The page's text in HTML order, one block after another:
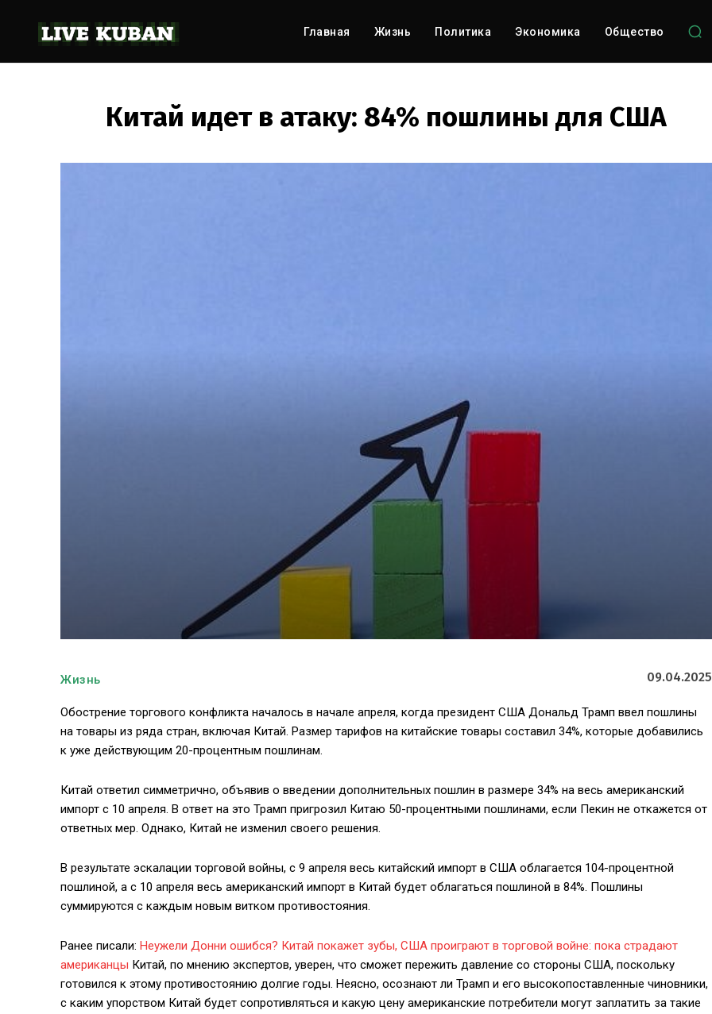
Главная Жизнь Политика Экономика Общество
Китай идет в атаку: 84% пошлины для США
Жизнь 09.04.2025
Обострение торгового конфликта началось в начале апреля, когда президент США Дональд Трамп ввел пошлины
на товары из ряда стран, включая Китай. Размер тарифов на китайские товары составил 34%, которые добавились
к уже действующим 20-процентным пошлинам.
Китай ответил симметрично, объявив о введении дополнительных пошлин в размере 34% на весь американский
импорт с 10 апреля. В ответ на это Трамп пригрозил Китаю 50-процентными пошлинами, если Пекин не откажется от
ответных мер. Однако, Китай не изменил своего решения.
В результате эскалации торговой войны, с 9 апреля весь китайский импорт в США облагается 104-процентной
пошлиной, а с 10 апреля весь американский импорт в Китай будет облагаться пошлиной в 84%. Пошлины
суммируются с каждым новым витком противостояния.
Ранее писали: Неужели Донни ошибся? Китай покажет зубы, США проиграют в торговой войне: пока страдают
американцы Китай, по мнению экспертов, уверен, что сможет пережить давление со стороны США, поскольку
готовился к этому противостоянию долгие годы. Неясно, осознают ли Трамп и его высокопоставленные чиновники,
с каким упорством Китай будет сопротивляться и какую цену американские потребители могут заплатить за такие